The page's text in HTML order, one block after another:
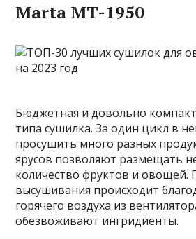
Marta MT-1950
Бюджетная и довольно
типа сушилка. За один цикл в
просушить много разных
ярусов позволяют размещать
количество фруктов и овощей.
высушивания происходит
горячего воздуха из
обезвоживают ингридиенты.